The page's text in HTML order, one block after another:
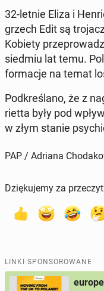
32-letnie Eliza i
grzech Edit są
Kobiety
siedmiu lat temu.
for­ma­cje na temat
Pod­kre­śla­no, że z
riet­ta były pod
w złym stanie
PAP / Adriana
Dziękujemy za
LINKI SPONSOROWANE